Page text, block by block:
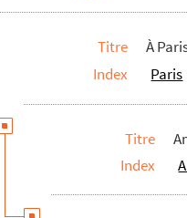
Titre
À
Index
Paris
Titre
Index